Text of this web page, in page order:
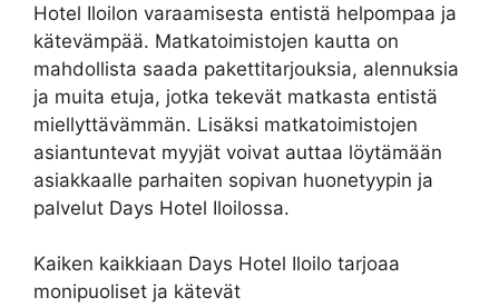
Hotel Iloilon varaamisesta entistä helpompaa ja
kätevämpää. Matkatoimistojen kautta on
mahdollista saada pakettitarjouksia, alennuksia
ja muita etuja, jotka tekevät matkasta entistä
miellyttävämmän. Lisäksi matkatoimistojen
asiantuntevat myyjät voivat auttaa löytämään
asiakkaalle parhaiten sopivan huonetyypin ja
palvelut Days Hotel Iloilossa.
Kaiken kaikkiaan Days Hotel Iloilo tarjoaa
monipuoliset ja kätevät